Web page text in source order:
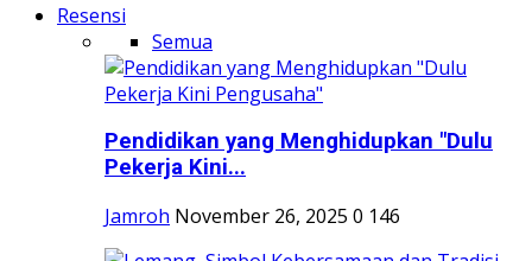
Resensi
Semua
Pendidikan yang Menghidupkan "Dulu
Pekerja Kini...
Jamroh November 26, 2025 0 146